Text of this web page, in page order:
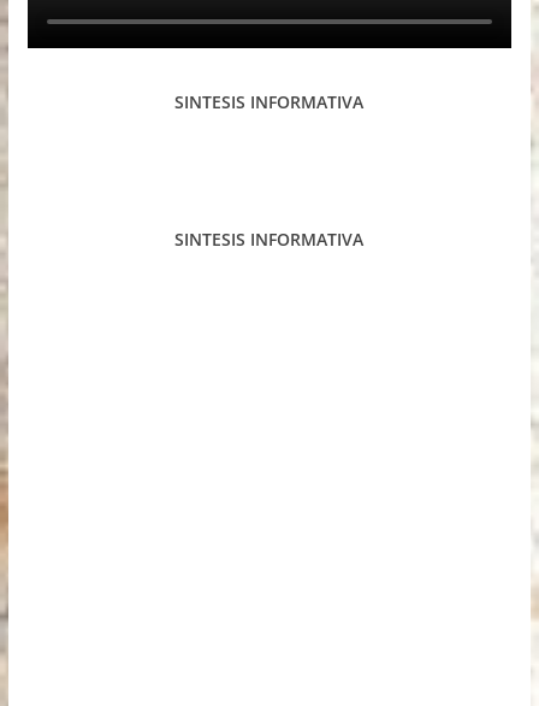
SINTESIS INFORMATIVA
SINTESIS INFORMATIVA